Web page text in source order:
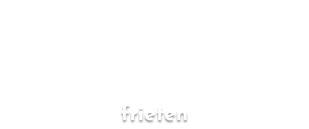
frieten